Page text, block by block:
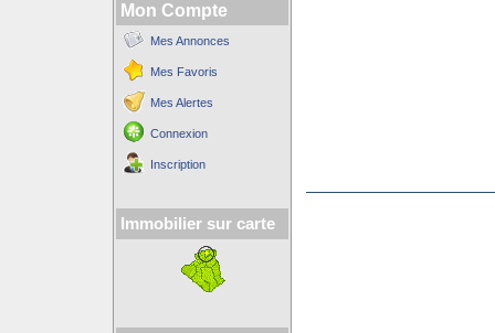
Mon Compte
Mes Annonces
Mes Favoris
Mes Alertes
Connexion
Inscription
Immobilier sur carte